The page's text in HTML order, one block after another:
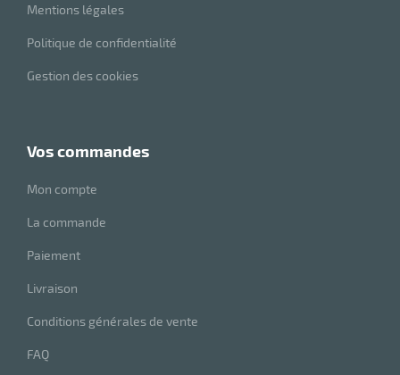
Mentions légales
Politique de confidentialité
Gestion des cookies
vos commandes
Mon compte
La commande
Paiement
Livraison
Conditions générales de vente
FAQ